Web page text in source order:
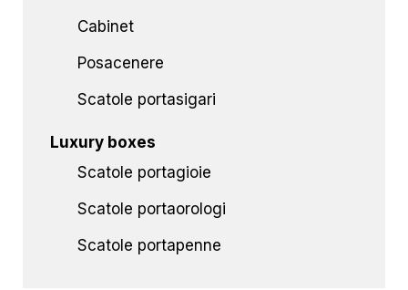
Cabinet
Posacenere
Scatole portasigari
Luxury boxes
Scatole portagioie
Scatole portaorologi
Scatole portapenne